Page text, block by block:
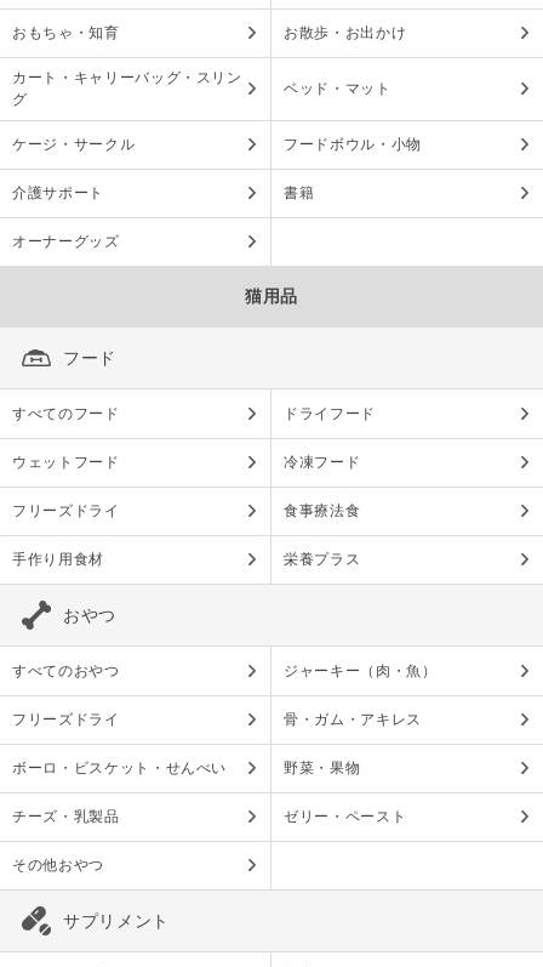
おもちゃ・知育 お散歩・お出かけ
カート・キャリーバッグ・スリン
グ
ベッド・マット
ケージ・サークル フードボウル・小物
介護サポート 書籍
オーナーグッズ
猫用品
フード
すべてのフード ドライフード
ウェットフード 冷凍フード
フリーズドライ 食事療法食
手作り用食材 栄養プラス
おやつ
すべてのおやつ ジャーキー（肉・魚）
フリーズドライ 骨・ガム・アキレス
ボーロ・ビスケット・せんべい 野菜・果物
チーズ・乳製品 ゼリー・ペースト
その他おやつ
サプリメント